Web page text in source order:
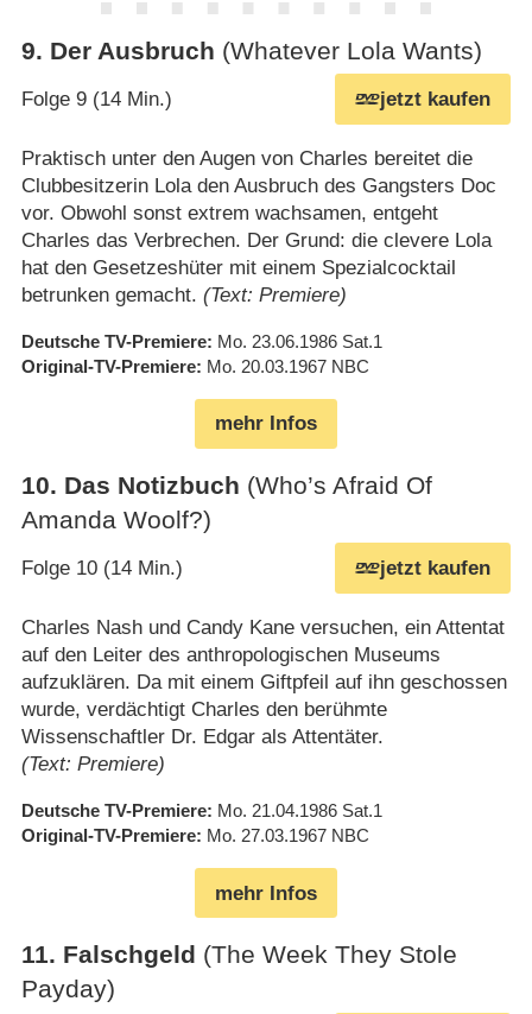
9. Der Ausbruch (Whatever Lola Wants)
Folge 9 (14 Min.) jetzt kaufen
Praktisch unter den Augen von Charles bereitet die
Clubbesitzerin Lola den Ausbruch des Gangsters Doc
vor. Obwohl sonst extrem wachsamen, entgeht
Charles das Verbrechen. Der Grund: die clevere Lola
hat den Gesetzeshüter mit einem Spezialcocktail
betrunken gemacht. (Text: Premiere)
Deutsche TV-Premiere Mo. 23.06.1986 Sat.1
Original-TV-Premiere Mo. 20.03.1967 NBC
mehr Infos
10. Das Notizbuch (Who’s Afraid Of
Amanda Woolf?)
Folge 10 (14 Min.) jetzt kaufen
Charles Nash und Candy Kane versuchen, ein Attentat
auf den Leiter des anthropologischen Museums
aufzuklären. Da mit einem Giftpfeil auf ihn geschossen
wurde, verdächtigt Charles den berühmte
Wissenschaftler Dr. Edgar als Attentäter.
(Text: Premiere)
Deutsche TV-Premiere Mo. 21.04.1986 Sat.1
Original-TV-Premiere Mo. 27.03.1967 NBC
mehr Infos
11. Falschgeld (The Week They Stole
Payday)